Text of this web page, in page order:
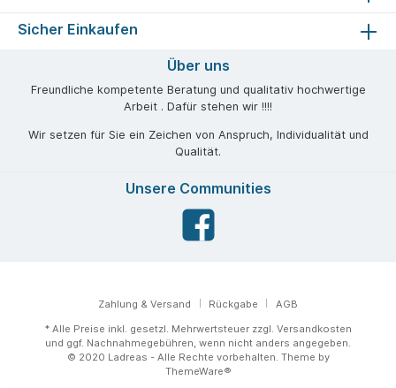
Sicher Einkaufen
Über uns
Freundliche kompetente Beratung und qualitativ hochwertige
Arbeit . Dafür stehen wir !!!!
Wir setzen für Sie ein Zeichen von Anspruch, Individualität und
Qualität.
Unsere Communities
Zahlung & Versand Rückgabe AGB
* Alle Preise inkl. gesetzl. Mehrwertsteuer zzgl. Versandkosten
und ggf. Nachnahmegebühren, wenn nicht anders angegeben.
© 2020 Ladreas - Alle Rechte vorbehalten. Theme by
ThemeWare®